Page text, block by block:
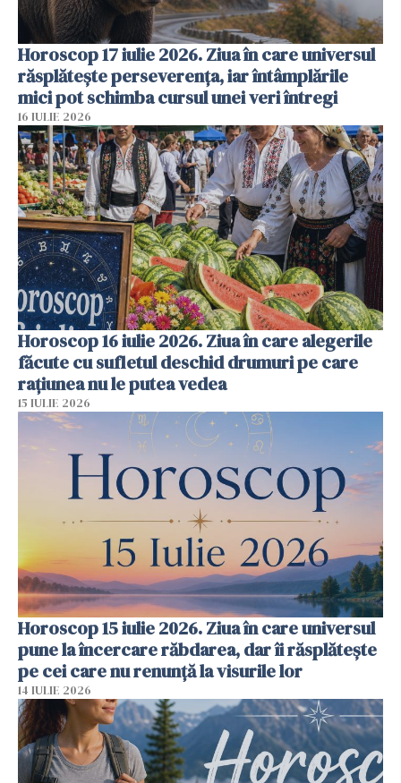
Horoscop 17 iulie 2026. Ziua în care universul
răsplătește perseverența, iar întâmplările
mici pot schimba cursul unei veri întregi
16 IULIE 2026
Horoscop 16 iulie 2026. Ziua în care alegerile
făcute cu sufletul deschid drumuri pe care
rațiunea nu le putea vedea
15 IULIE 2026
Horoscop 15 iulie 2026. Ziua în care universul
pune la încercare răbdarea, dar îi răsplătește
pe cei care nu renunță la visurile lor
14 IULIE 2026